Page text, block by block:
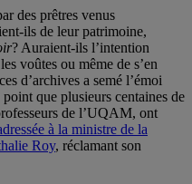
des prêtres venus
ils de leur patrimoine,
? Auraient-ils l’intention
voûtes ou même de s’en
d’archives a semé l’émoi
que plusieurs centaines de
de l’UQAM, ont
à la ministre de la
Roy, réclamant son